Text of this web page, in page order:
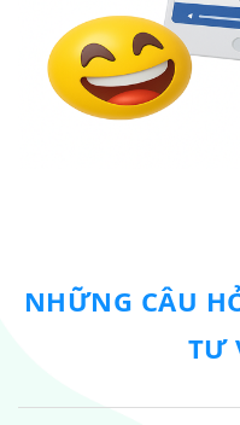
NHỮNG CÂU
TƯ